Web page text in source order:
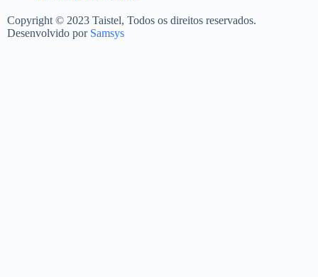
Copyright © 2023 Taistel, Todos os direitos reservados.
Desenvolvido por Samsys